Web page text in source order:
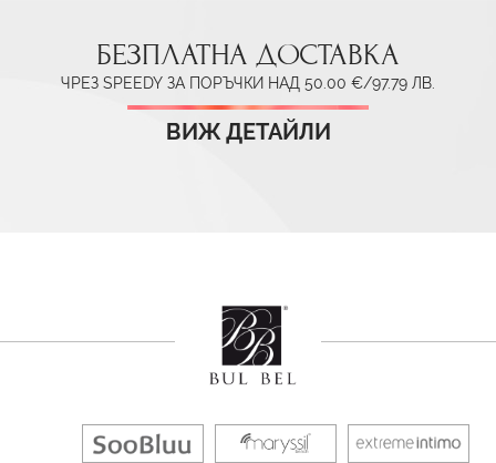
БЕЗПЛАТНА ДОСТАВКА
ЧРЕЗ SPEEDY ЗА ПОРЪЧКИ НАД 50.00 €/97.79 ЛВ.
ВИЖ ДЕТАЙЛИ